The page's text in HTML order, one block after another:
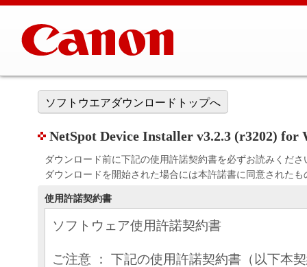
ソフトウエアダウンロードトップへ
NetSpot Device Installer v3.2.3 (r3202) for
ダウンロード前に下記の使用許諾契約書を必ずお読みくださ
ダウンロードを開始された場合には本許諾書に同意された
使用許諾契約書
ソフトウェア使用許諾契約書
ご注意 ： 下記の使用許諾契約書（以下本